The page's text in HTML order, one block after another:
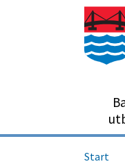
Start